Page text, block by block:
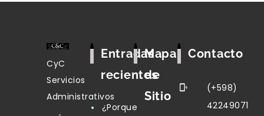
CyC
Servicios
Administrativos
Entradas
recientes
¿Porque
Mapa
de
Sitio
Contacto
(+598)
42249071